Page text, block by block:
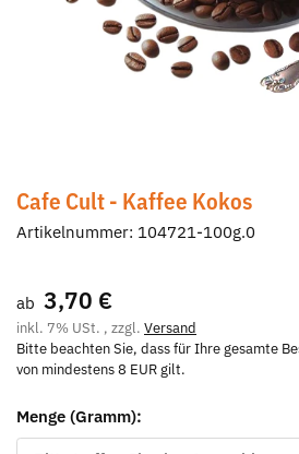
Cafe Cult - Kaffee Kokos
Artikelnummer: 104721-100g.0
ab 3,70 €
inkl. 7% USt. , zzgl. Versand
Bitte beachten Sie, dass für Ihre gesamte
von mindestens 8 EUR gilt.
Menge (Gramm):